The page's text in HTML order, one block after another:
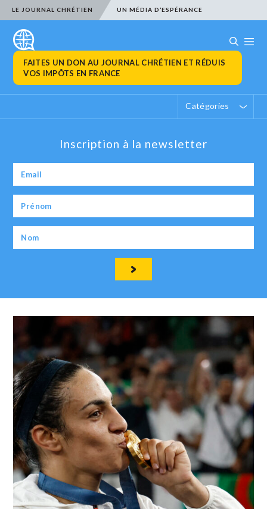
LE JOURNAL CHRÉTIEN UN MÉDIA D’ESPÉRANCE
FAITES UN DON AU JOURNAL CHRÉTIEN ET RÉDUIS
VOS IMPÔTS EN FRANCE
Catégories
Inscription à la newsletter